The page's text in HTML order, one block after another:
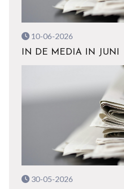
10-06-2026
IN DE MEDIA IN JUNI
30-05-2026